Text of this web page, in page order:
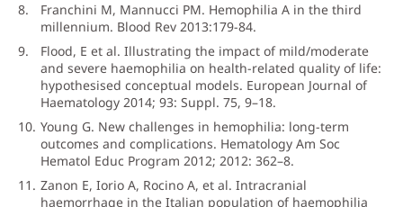
Franchini M, Mannucci PM. Hemophilia A in the third
millennium. Blood Rev 2013:179-84.
Flood, E et al. Illustrating the impact of mild/moderate
and severe haemophilia on health-related quality of life:
hypothesised conceptual models. European Journal of
Haematology 2014; 93: Suppl. 75, 9–18.
Young G. New challenges in hemophilia: long-term
outcomes and complications. Hematology Am Soc
Hematol Educ Program 2012; 2012: 362–8.
Zanon E, Iorio A, Rocino A, et al. Intracranial
haemorrhage in the Italian population of haemophilia